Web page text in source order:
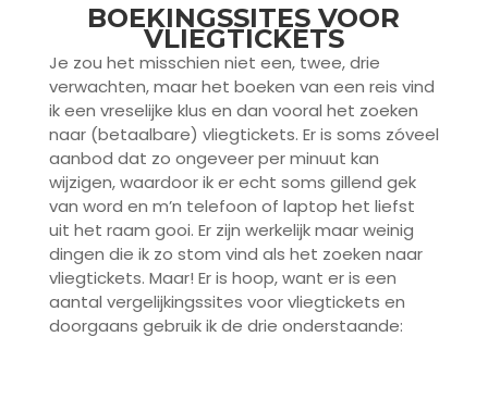
BOEKINGSSITES VOOR
VLIEGTICKETS
Je zou het misschien niet een, twee, drie
verwachten, maar het boeken van een reis vind
ik een vreselijke klus en dan vooral het zoeken
naar (betaalbare) vliegtickets. Er is soms zóveel
aanbod dat zo ongeveer per minuut kan
wijzigen, waardoor ik er echt soms gillend gek
van word en m’n telefoon of laptop het liefst
uit het raam gooi. Er zijn werkelijk maar weinig
dingen die ik zo stom vind als het zoeken naar
vliegtickets. Maar! Er is hoop, want er is een
aantal vergelijkingssites voor vliegtickets en
doorgaans gebruik ik de drie onderstaande: